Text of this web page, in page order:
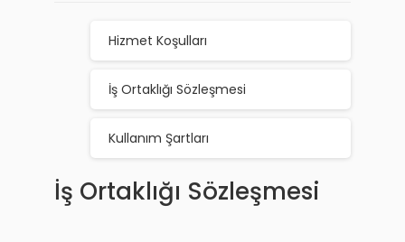
Hizmet Koşulları
İş Ortaklığı Sözleşmesi
Kullanım Şartları
İş Ortaklığı Sözleşmesi